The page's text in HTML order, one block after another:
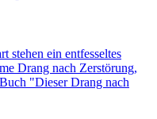
stehen ein entfesseltes
Drang nach Zerstörung,
"Dieser Drang nach